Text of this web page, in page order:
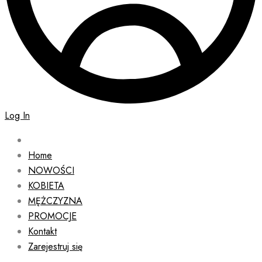
Log In
Home
NOWOŚCI
KOBIETA
MĘŻCZYZNA
PROMOCJE
Kontakt
Zarejestruj się